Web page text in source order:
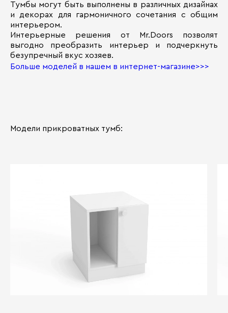
Тумбы могут быть выполнены в различных дизайнах
и декорах для гармоничного сочетания с общим
интерьером.
Интерьерные решения от Mr.Doors позволят
выгодно преобразить интерьер и подчеркнуть
безупречный вкус хозяев.
Больше моделей в нашем в интернет-магазине>>>
Модели прикроватных тумб: